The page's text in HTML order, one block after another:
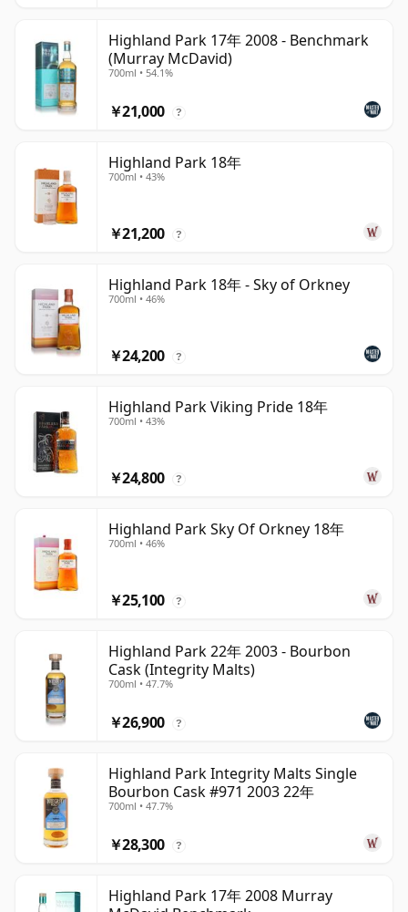
Highland Park 17年 2008 - Benchmark
(Murray McDavid)
700ml • 54.1%
￥21,000 ?
Highland Park 18年
700ml • 43%
￥21,200 ?
Highland Park 18年 - Sky of Orkney
700ml • 46%
￥24,200 ?
Highland Park Viking Pride 18年
700ml • 43%
￥24,800 ?
Highland Park Sky Of Orkney 18年
700ml • 46%
￥25,100 ?
Highland Park 22年 2003 - Bourbon
Cask (Integrity Malts)
700ml • 47.7%
￥26,900 ?
Highland Park Integrity Malts Single
Bourbon Cask #971 2003 22年
700ml • 47.7%
￥28,300 ?
Highland Park 17年 2008 Murray